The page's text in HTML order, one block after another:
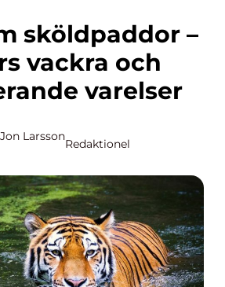
vackra och
varelser
Jon Larsson
Redaktionel